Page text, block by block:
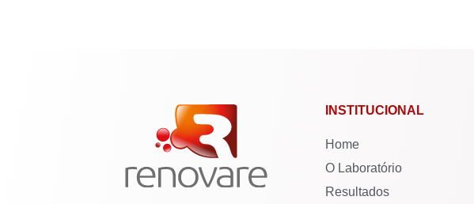
INSTITUCIONAL
Home
O Laboratório
Resultados